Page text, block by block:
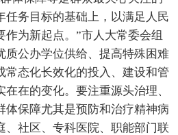
任务目标的基础上，以满足人民
作为新起点。”市人大常委会组
质公办学位供给、提高特殊困难
常态化长效化的投入、建设和管
在的变化。要注重源头治理、
体保障尤其是预防和治疗精神病
、社区、专科医院、职能部门联